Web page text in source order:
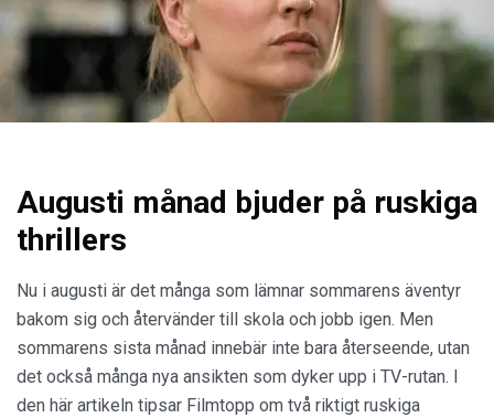
Augusti månad bjuder på ruskiga
thrillers
Nu i augusti är det många som lämnar sommarens äventyr
bakom sig och återvänder till skola och jobb igen. Men
sommarens sista månad innebär inte bara återseende, utan
det också många nya ansikten som dyker upp i TV-rutan. I
den här artikeln tipsar Filmtopp om två riktigt ruskiga